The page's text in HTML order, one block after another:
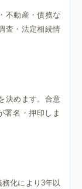
不動産・債務な
査・法定相続情
決めます。合意
署名・押印しま
化により3年以